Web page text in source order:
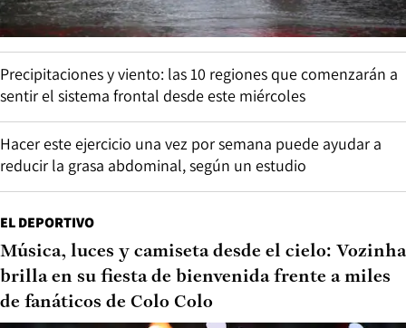
Precipitaciones y viento: las 10 regiones que comenzarán a
sentir el sistema frontal desde este miércoles
Hacer este ejercicio una vez por semana puede ayudar a
reducir la grasa abdominal, según un estudio
EL DEPORTIVO
Música, luces y camiseta desde el cielo: Vozinha
brilla en su fiesta de bienvenida frente a miles
de fanáticos de Colo Colo